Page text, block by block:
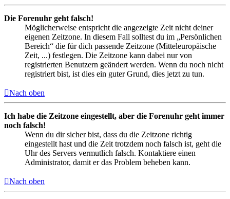
Die Forenuhr geht falsch!
Möglicherweise entspricht die angezeigte Zeit nicht deiner
eigenen Zeitzone. In diesem Fall solltest du im „Persönlichen
Bereich“ die für dich passende Zeitzone (Mitteleuropäische
Zeit, ...) festlegen. Die Zeitzone kann dabei nur von
registrierten Benutzern geändert werden. Wenn du noch nicht
registriert bist, ist dies ein guter Grund, dies jetzt zu tun.
Nach oben
Ich habe die Zeitzone eingestellt, aber die Forenuhr geht immer
noch falsch!
Wenn du dir sicher bist, dass du die Zeitzone richtig
eingestellt hast und die Zeit trotzdem noch falsch ist, geht die
Uhr des Servers vermutlich falsch. Kontaktiere einen
Administrator, damit er das Problem beheben kann.
Nach oben